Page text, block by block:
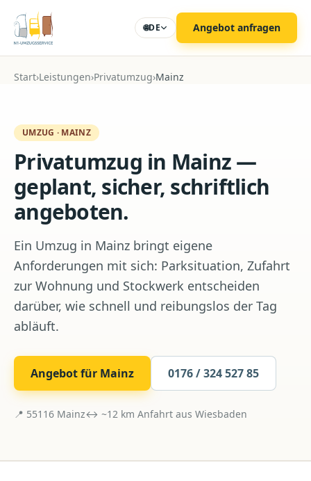
Zum Hauptinhalt
🌐DE Angebot anfragen
Start›Leistungen›Privatumzug›Mainz
UMZUG · MAINZ
Privatumzug in Mainz —
geplant, sicher, schriftlich
angeboten.
Ein Umzug in Mainz bringt eigene
Anforderungen mit sich: Parksituation, Zufahrt
zur Wohnung und Stockwerk entscheiden
darüber, wie schnell und reibungslos der Tag
abläuft.
Angebot für Mainz 0176 / 324 527 85
📍 55116 Mainz↔ ~12 km Anfahrt aus Wiesbaden